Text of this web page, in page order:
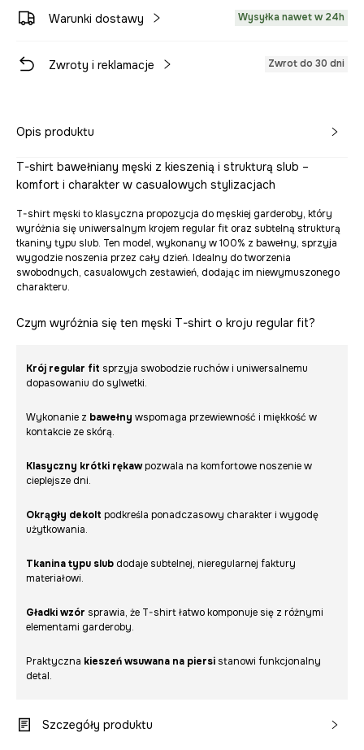
Warunki dostawy Wysyłka nawet w 24h
Zwroty i reklamacje Zwrot do 30 dni
Opis produktu
T-shirt bawełniany męski z kieszenią i strukturą slub –
komfort i charakter w casualowych stylizacjach
T-shirt męski to klasyczna propozycja do męskiej garderoby, który
wyróżnia się uniwersalnym krojem regular fit oraz subtelną strukturą
tkaniny typu slub. Ten model, wykonany w 100% z bawełny, sprzyja
wygodzie noszenia przez cały dzień. Idealny do tworzenia
swobodnych, casualowych zestawień, dodając im niewymuszonego
charakteru.
Czym wyróżnia się ten męski T-shirt o kroju regular fit?
Krój regular fit sprzyja swobodzie ruchów i uniwersalnemu
dopasowaniu do sylwetki.
Wykonanie z bawełny wspomaga przewiewność i miękkość w
kontakcie ze skórą.
Klasyczny krótki rękawpozwala na komfortowe noszenie w
cieplejsze dni.
Okrągły dekolt podkreśla ponadczasowy charakter i wygodę
użytkowania.
Tkanina typu slub dodaje subtelnej, nieregularnej faktury
materiałowi.
Gładki wzór sprawia, że T-shirt łatwo komponuje się z różnymi
elementami garderoby.
Praktyczna kieszeń wsuwana na piersi stanowi funkcjonalny
detal.
Szczegóły produktu